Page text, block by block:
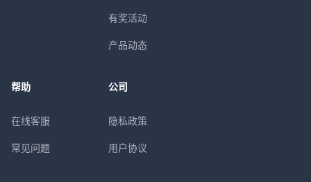
有奖活动
产品动态
帮助
在线客服
常见问题
公司
隐私政策
用户协议